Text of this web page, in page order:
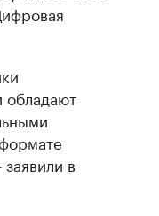
обладают
в